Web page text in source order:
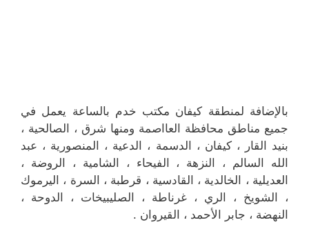
بالإضافة لمنطقة كيفان مكتب خدم بالساعة يعمل في
جميع مناطق محافظة العااصمة ومنها شرق ، الصالحية ،
بنيد القار ، كيفان ، الدسمة ، الدعية ، المنصورية ، عبد
الله السالم ، النزهة ، الفيحاء ، الشامية ، الروضة ،
العديلية ، الخالدية ، القادسية ، قرطبة ، السرة ، اليرموك
، الشويخ ، الري ، غرناطة ، الصليبيخات ، الدوحة ،
النهضة ، جابر الأحمد ، القيروان .